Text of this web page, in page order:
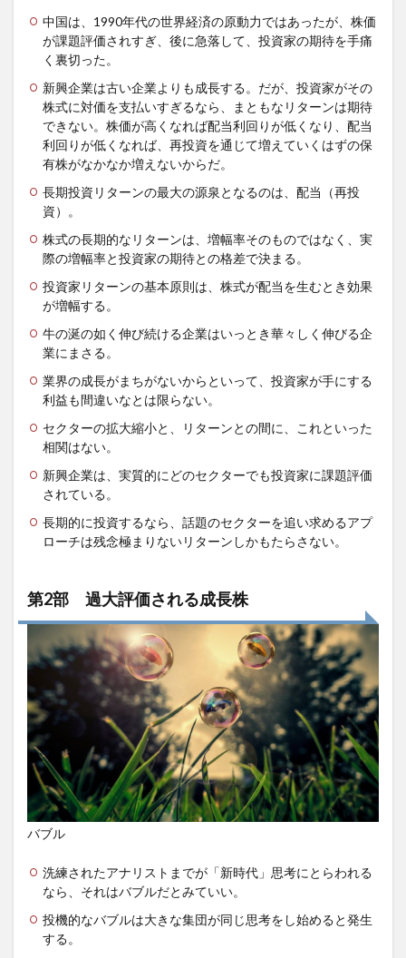
中国は、1990年代の世界経済の原動力ではあったが、株価
が課題評価されすぎ、後に急落して、投資家の期待を手痛
く裏切った。
新興企業は古い企業よりも成長する。だが、投資家がその
株式に対価を支払いすぎるなら、まともなリターンは期待
できない。株価が高くなれば配当利回りが低くなり、配当
利回りが低くなれば、再投資を通じて増えていくはずの保
有株がなかなか増えないからだ。
長期投資リターンの最大の源泉となるのは、配当（再投
資）。
株式の長期的なリターンは、増幅率そのものではなく、実
際の増幅率と投資家の期待との格差で決まる。
投資家リターンの基本原則は、株式が配当を生むとき効果
が増幅する。
牛の涎の如く伸び続ける企業はいっとき華々しく伸びる企
業にまさる。
業界の成長がまちがないからといって、投資家が手にする
利益も間違いなとは限らない。
セクターの拡大縮小と、リターンとの間に、これといった
相関はない。
新興企業は、実質的にどのセクターでも投資家に課題評価
されている。
長期的に投資するなら、話題のセクターを追い求めるアプ
ローチは残念極まりないリターンしかもたらさない。
第2部 過大評価される成長株
バブル
洗練されたアナリストまでが「新時代」思考にとらわれる
なら、それはバブルだとみていい。
投機的なバブルは大きな集団が同じ思考をし始めると発生
する。